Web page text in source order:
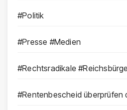
#Politik
#Presse #Medien
#Rechtsradikale
#Rentenbescheid überprüfen